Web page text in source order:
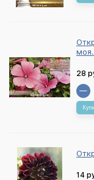
28
14